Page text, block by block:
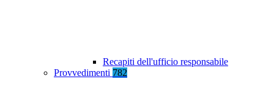
Recapiti dell'ufficio responsabile
Provvedimenti 782